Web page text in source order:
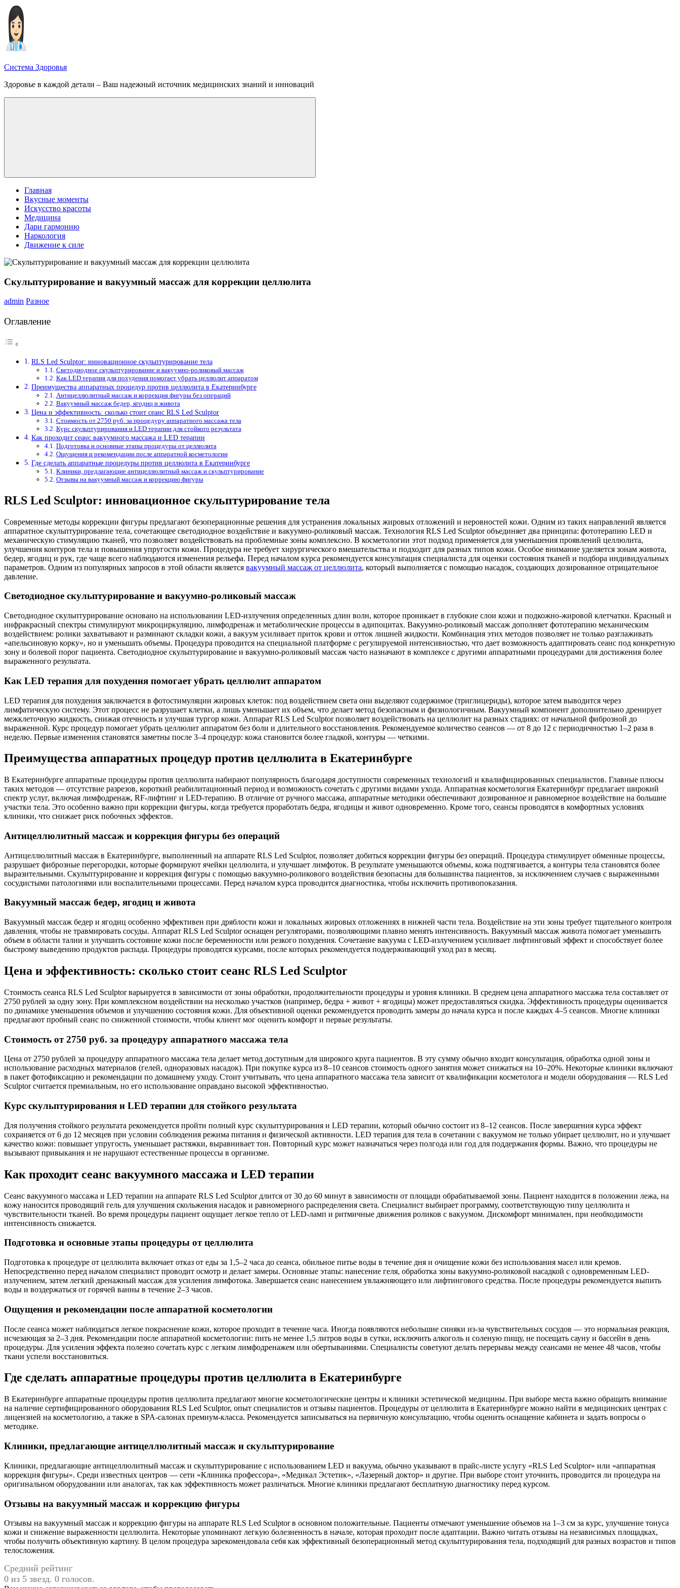
Перейти
содержимому
Система Здоровья
Здоровье в каждой детали – Ваш надежный источник медицинских знаний и инноваций
Меню
Главная
Вкусные моменты
Искусство красоты
Медицина
Дари гармонию
Наркология
Движение к силе
Скульптурирование и вакуумный массаж для коррекции целлюлита
admin Разное
Оглавление
RLS Led Sculptor: инновационное скульптурирование тела
Светодиодное скульптурирование и вакуумно-роликовый массаж
Как LED терапия для похудения помогает убрать целлюлит аппаратом
Преимущества аппаратных процедур против целлюлита в Екатеринбурге
Антицеллюлитный массаж и коррекция фигуры без операций
Вакуумный массаж бедер, ягодиц и живота
Цена и эффективность: сколько стоит сеанс RLS Led Sculptor
Стоимость от 2750 руб. за процедуру аппаратного массажа тела
Курс скульптурирования и LED терапии для стойкого результата
Как проходит сеанс вакуумного массажа и LED терапии
Подготовка и основные этапы процедуры от целлюлита
Ощущения и рекомендации после аппаратной косметологии
Где сделать аппаратные процедуры против целлюлита в Екатеринбурге
Клиники, предлагающие антицеллюлитный массаж и скульптурирование
Отзывы на вакуумный массаж и коррекцию фигуры
RLS Led Sculptor: инновационное скульптурирование тела
Современные методы коррекции фигуры предлагают безоперационные решения для устранения локальных жировых отложений и неровностей кожи. Одним из таких направлений является
аппаратное скульптурирование тела, сочетающее светодиодное воздействие и вакуумно-роликовый массаж. Технология RLS Led Sculptor объединяет два принципа: фототерапию LED и
механическую стимуляцию тканей, что позволяет воздействовать на проблемные зоны комплексно. В косметологии этот подход применяется для уменьшения проявлений целлюлита,
улучшения контуров тела и повышения упругости кожи. Процедура не требует хирургического вмешательства и подходит для разных типов кожи. Особое внимание уделяется зонам живота,
бедер, ягодиц и рук, где чаще всего наблюдаются изменения рельефа. Перед началом курса рекомендуется консультация специалиста для оценки состояния тканей и подбора индивидуальных
параметров. Одним из популярных запросов в этой области является вакуумный массаж от целлюлита, который выполняется с помощью насадок, создающих дозированное отрицательное
давление.
Светодиодное скульптурирование и вакуумно-роликовый массаж
Светодиодное скульптурирование основано на использовании LED-излучения определенных длин волн, которое проникает в глубокие слои кожи и подкожно-жировой клетчатки. Красный и
инфракрасный спектры стимулируют микроциркуляцию, лимфодренаж и метаболические процессы в адипоцитах. Вакуумно-роликовый массаж дополняет фототерапию механическим
воздействием: ролики захватывают и разминают складки кожи, а вакуум усиливает приток крови и отток лишней жидкости. Комбинация этих методов позволяет не только разглаживать
«апельсиновую корку», но и уменьшать объемы. Процедура проводится на специальной платформе с регулируемой интенсивностью, что дает возможность адаптировать сеанс под конкретную
зону и болевой порог пациента. Светодиодное скульптурирование и вакуумно-роликовый массаж часто назначают в комплексе с другими аппаратными процедурами для достижения более
выраженного результата.
Как LED терапия для похудения помогает убрать целлюлит аппаратом
LED терапия для похудения заключается в фотостимуляции жировых клеток: под воздействием света они выделяют содержимое (триглицериды), которое затем выводится через
лимфатическую систему. Этот процесс не разрушает клетки, а лишь уменьшает их объем, что делает метод безопасным и физиологичным. Вакуумный компонент дополнительно дренирует
межклеточную жидкость, снижая отечность и улучшая тургор кожи. Аппарат RLS Led Sculptor позволяет воздействовать на целлюлит на разных стадиях: от начальной фиброзной до
выраженной. Курс процедур помогает убрать целлюлит аппаратом без боли и длительного восстановления. Рекомендуемое количество сеансов — от 8 до 12 с периодичностью 1–2 раза в
неделю. Первые изменения становятся заметны после 3–4 процедур: кожа становится более гладкой, контуры — четкими.
Преимущества аппаратных процедур против целлюлита в Екатеринбурге
В Екатеринбурге аппаратные процедуры против целлюлита набирают популярность благодаря доступности современных технологий и квалифицированных специалистов. Главные плюсы
таких методов — отсутствие разрезов, короткий реабилитационный период и возможность сочетать с другими видами ухода. Аппаратная косметология Екатеринбург предлагает широкий
спектр услуг, включая лимфодренаж, RF-лифтинг и LED-терапию. В отличие от ручного массажа, аппаратные методики обеспечивают дозированное и равномерное воздействие на большие
участки тела. Это особенно важно при коррекции фигуры, когда требуется проработать бедра, ягодицы и живот одновременно. Кроме того, сеансы проводятся в комфортных условиях
клиники, что снижает риск побочных эффектов.
Антицеллюлитный массаж и коррекция фигуры без операций
Антицеллюлитный массаж в Екатеринбурге, выполненный на аппарате RLS Led Sculptor, позволяет добиться коррекции фигуры без операций. Процедура стимулирует обменные процессы,
разрушает фиброзные перегородки, которые формируют ячейки целлюлита, и улучшает лимфоток. В результате уменьшаются объемы, кожа подтягивается, а контуры тела становятся более
выразительными. Скульптурирование и коррекция фигуры с помощью вакуумно-роликового воздействия безопасны для большинства пациентов, за исключением случаев с выраженными
сосудистыми патологиями или воспалительными процессами. Перед началом курса проводится диагностика, чтобы исключить противопоказания.
Вакуумный массаж бедер, ягодиц и живота
Вакуумный массаж бедер и ягодиц особенно эффективен при дряблости кожи и локальных жировых отложениях в нижней части тела. Воздействие на эти зоны требует тщательного контроля
давления, чтобы не травмировать сосуды. Аппарат RLS Led Sculptor оснащен регуляторами, позволяющими плавно менять интенсивность. Вакуумный массаж живота помогает уменьшить
объем в области талии и улучшить состояние кожи после беременности или резкого похудения. Сочетание вакуума с LED-излучением усиливает лифтинговый эффект и способствует более
быстрому выведению продуктов распада. Процедуры проводятся курсами, после которых рекомендуется поддерживающий уход раз в месяц.
Цена и эффективность: сколько стоит сеанс RLS Led Sculptor
Стоимость сеанса RLS Led Sculptor варьируется в зависимости от зоны обработки, продолжительности процедуры и уровня клиники. В среднем цена аппаратного массажа тела составляет от
2750 рублей за одну зону. При комплексном воздействии на несколько участков (например, бедра + живот + ягодицы) может предоставляться скидка. Эффективность процедуры оценивается
по динамике уменьшения объемов и улучшению состояния кожи. Для объективной оценки рекомендуется проводить замеры до начала курса и после каждых 4–5 сеансов. Многие клиники
предлагают пробный сеанс по сниженной стоимости, чтобы клиент мог оценить комфорт и первые результаты.
Стоимость от 2750 руб. за процедуру аппаратного массажа тела
Цена от 2750 рублей за процедуру аппаратного массажа тела делает метод доступным для широкого круга пациентов. В эту сумму обычно входит консультация, обработка одной зоны и
использование расходных материалов (гелей, одноразовых насадок). При покупке курса из 8–10 сеансов стоимость одного занятия может снижаться на 10–20%. Некоторые клиники включают
в пакет фотофиксацию и рекомендации по домашнему уходу. Стоит учитывать, что цена аппаратного массажа тела зависит от квалификации косметолога и модели оборудования — RLS Led
Sculptor считается премиальным, но его использование оправдано высокой эффективностью.
Курс скульптурирования и LED терапии для стойкого результата
Для получения стойкого результата рекомендуется пройти полный курс скульптурирования и LED терапии, который обычно состоит из 8–12 сеансов. После завершения курса эффект
сохраняется от 6 до 12 месяцев при условии соблюдения режима питания и физической активности. LED терапия для тела в сочетании с вакуумом не только убирает целлюлит, но и улучшает
качество кожи: повышает упругость, уменьшает растяжки, выравнивает тон. Повторный курс может назначаться через полгода или год для поддержания формы. Важно, что процедуры не
вызывают привыкания и не нарушают естественные процессы в организме.
Как проходит сеанс вакуумного массажа и LED терапии
Сеанс вакуумного массажа и LED терапии на аппарате RLS Led Sculptor длится от 30 до 60 минут в зависимости от площади обрабатываемой зоны. Пациент находится в положении лежа, на
кожу наносится проводящий гель для улучшения скольжения насадок и равномерного распределения света. Специалист выбирает программу, соответствующую типу целлюлита и
чувствительности тканей. Во время процедуры пациент ощущает легкое тепло от LED-ламп и ритмичные движения роликов с вакуумом. Дискомфорт минимален, при необходимости
интенсивность снижается.
Подготовка и основные этапы процедуры от целлюлита
Подготовка к процедуре от целлюлита включает отказ от еды за 1,5–2 часа до сеанса, обильное питье воды в течение дня и очищение кожи без использования масел или кремов.
Непосредственно перед началом специалист проводит осмотр и делает замеры. Основные этапы: нанесение геля, обработка зоны вакуумно-роликовой насадкой с одновременным LED-
излучением, затем легкий дренажный массаж для усиления лимфотока. Завершается сеанс нанесением увлажняющего или лифтингового средства. После процедуры рекомендуется выпить
воды и воздержаться от горячей ванны в течение 2–3 часов.
Ощущения и рекомендации после аппаратной косметологии
После сеанса может наблюдаться легкое покраснение кожи, которое проходит в течение часа. Иногда появляются небольшие синяки из-за чувствительных сосудов — это нормальная реакция,
исчезающая за 2–3 дня. Рекомендации после аппаратной косметологии: пить не менее 1,5 литров воды в сутки, исключить алкоголь и соленую пищу, не посещать сауну и бассейн в день
процедуры. Для усиления эффекта полезно сочетать курс с легким лимфодренажем или обертываниями. Специалисты советуют делать перерывы между сеансами не менее 48 часов, чтобы
ткани успели восстановиться.
Где сделать аппаратные процедуры против целлюлита в Екатеринбурге
В Екатеринбурге аппаратные процедуры против целлюлита предлагают многие косметологические центры и клиники эстетической медицины. При выборе места важно обращать внимание
на наличие сертифицированного оборудования RLS Led Sculptor, опыт специалистов и отзывы пациентов. Процедуры от целлюлита в Екатеринбурге можно найти в медицинских центрах с
лицензией на косметологию, а также в SPA-салонах премиум-класса. Рекомендуется записываться на первичную консультацию, чтобы оценить оснащение кабинета и задать вопросы о
методике.
Клиники, предлагающие антицеллюлитный массаж и скульптурирование
Клиники, предлагающие антицеллюлитный массаж и скульптурирование с использованием LED и вакуума, обычно указывают в прайс-листе услугу «RLS Led Sculptor» или «аппаратная
коррекция фигуры». Среди известных центров — сети «Клиника профессора», «Медикал Эстетик», «Лазерный доктор» и другие. При выборе стоит уточнить, проводится ли процедура на
оригинальном оборудовании или аналогах, так как эффективность может различаться. Многие клиники предлагают бесплатную диагностику перед курсом.
Отзывы на вакуумный массаж и коррекцию фигуры
Отзывы на вакуумный массаж и коррекцию фигуры на аппарате RLS Led Sculptor в основном положительные. Пациенты отмечают уменьшение объемов на 1–3 см за курс, улучшение тонуса
кожи и снижение выраженности целлюлита. Некоторые упоминают легкую болезненность в начале, которая проходит после адаптации. Важно читать отзывы на независимых площадках,
чтобы получить объективную картину. В целом процедура зарекомендовала себя как эффективный безоперационный метод скульптурирования тела, подходящий для разных возрастов и типов
телосложения.
Средний рейтинг
0 из 5 звезд. 0 голосов.